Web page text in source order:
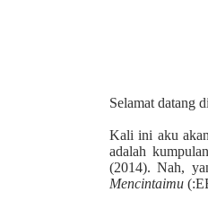
Selamat datang
Kali ini aku
adalah
(2014). Nah,
Mencintaimu